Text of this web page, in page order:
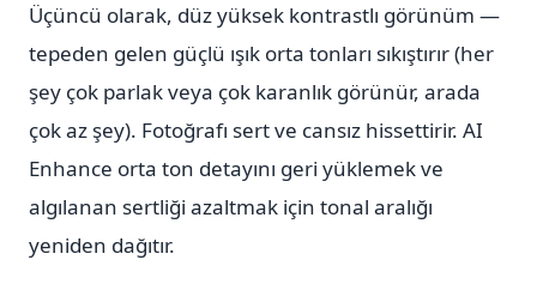
Üçüncü olarak, düz yüksek kontrastlı görünüm —
tepeden gelen güçlü ışık orta tonları sıkıştırır (her
şey çok parlak veya çok karanlık görünür, arada
çok az şey). Fotoğrafı sert ve cansız hissettirir. AI
Enhance orta ton detayını geri yüklemek ve
algılanan sertliği azaltmak için tonal aralığı
yeniden dağıtır.